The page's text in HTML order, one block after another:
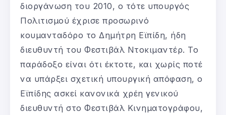
διοργάνωση του 2010, ο τότε υπουργός
Πολιτισμού έχρισε προσωρινό
κουμανταδόρο το Δημήτρη Εϊπίδη, ήδη
διευθυντή του Φεστιβάλ Ντοκιμαντέρ. Το
παράδοξο είναι ότι έκτοτε, και χωρίς ποτέ
να υπάρξει σχετική υπουργική απόφαση, ο
Εϊπίδης ασκεί κανονικά χρέη γενικού
διευθυντή στο Φεστιβάλ Κινηματογράφου,